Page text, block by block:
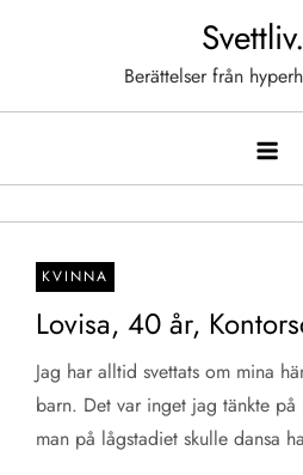
Berättelser från
KVINNA
Lovisa, 40 år,
Jag har alltid svettats om mina
barn. Det var inget jag tänkte
man på lågstadiet skulle dansa